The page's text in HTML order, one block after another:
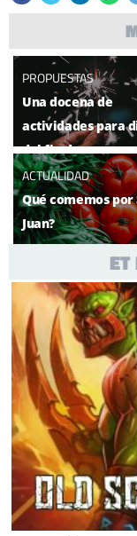
PROPUESTAS
Una docena de
actividades para
del fin de semana
Juan
ACTUALIDAD
Qué comemos por
Juan?